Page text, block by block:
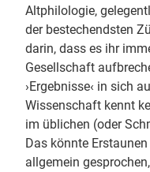
Altphilologie,
der bestechendsten
darin, dass es ihr
Gesellschaft
›Ergebnisse‹ in sich
Wissenschaft kennt
im üblichen (oder
Das könnte
allgemein